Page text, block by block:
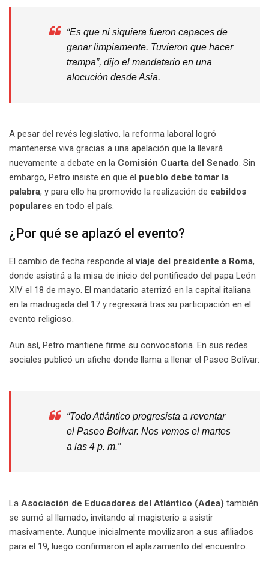
“Es que ni siquiera fueron capaces de
ganar limpiamente. Tuvieron que hacer
trampa”, dijo el mandatario en una
alocución desde Asia.
A pesar del revés legislativo, la reforma laboral logró
mantenerse viva gracias a una apelación que la llevará
nuevamente a debate en la Comisión Cuarta del Senado. Sin
embargo, Petro insiste en que el pueblo debe tomar la
palabra, y para ello ha promovido la realización de cabildos
populares en todo el país.
¿Por qué se aplazó el evento?
El cambio de fecha responde alviaje del presidente a Roma,
donde asistirá a la misa de inicio del pontificado del papa León
XIV el 18 de mayo. El mandatario aterrizó en la capital italiana
en la madrugada del 17 y regresará tras su participación en el
evento religioso.
Aun así, Petro mantiene firme su convocatoria. En sus redes
sociales publicó un afiche donde llama a llenar el Paseo Bolívar:
“Todo Atlántico progresista a reventar
el Paseo Bolívar. Nos vemos el martes
a las 4 p. m.”
La Asociación de Educadores del Atlántico (Adea) también
se sumó al llamado, invitando al magisterio a asistir
masivamente. Aunque inicialmente movilizaron a sus afiliados
para el 19, luego confirmaron el aplazamiento del encuentro.